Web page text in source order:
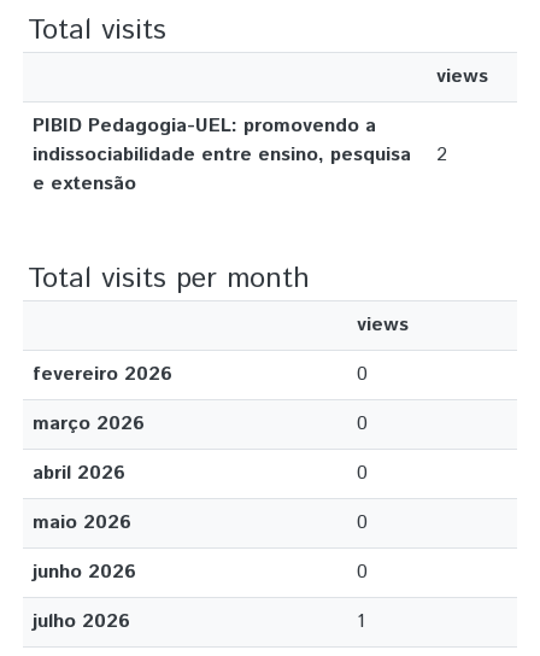
Total visits
views
PIBID Pedagogia-UEL: promovendo a
indissociabilidade entre ensino, pesquisa
e extensão
2
Total visits per month
views
fevereiro 2026
0
março 2026
0
abril 2026
0
maio 2026
0
junho 2026
0
julho 2026
1